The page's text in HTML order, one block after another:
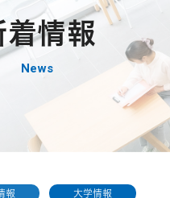
着情報
News
報 大学情報